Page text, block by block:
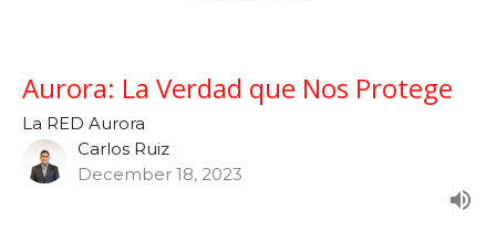
Aurora: La Verdad que Nos Protege
La RED Aurora
Carlos Ruiz
December 18, 2023